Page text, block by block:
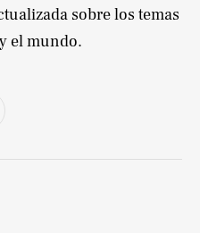
sobre los temas
el mundo.